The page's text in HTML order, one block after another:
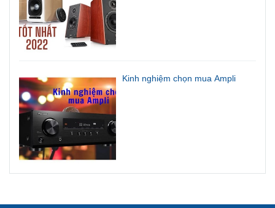
Kinh nghiệm chọn mua Ampli